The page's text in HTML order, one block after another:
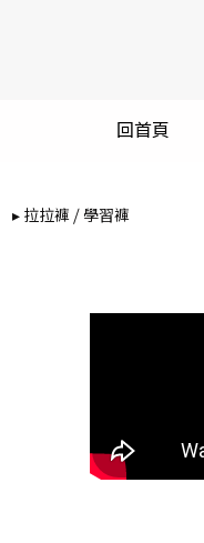
回首頁
▸ 拉拉褲 ⧸ 學習褲